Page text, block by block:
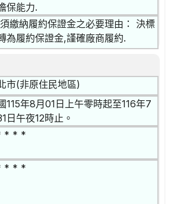
保能力.
繳納履約保證金之必要理由： 決標
為履約保證金,謹確廠商履約.
市(非原住民地區)
115年8月01日上午零時起至116年7
日午夜12時止。
* * *
* * *